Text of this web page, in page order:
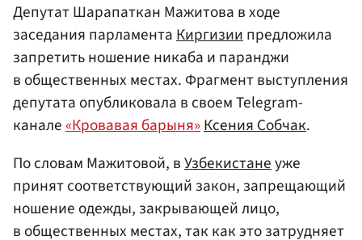
Депутат Шарапаткан Мажитова в ходе
заседания парламентаКиргизиипредложила
запретить ношение никаба и паранджи
в общественных местах. Фрагмент выступления
депутата опубликовала в своем Telegram-
канале«Кровавая барыня»Ксения Собчак.
По словам Мажитовой, вУзбекистанеуже
принят соответствующий закон, запрещающий
ношение одежды, закрывающей лицо,
в общественных местах, так как это затрудняет